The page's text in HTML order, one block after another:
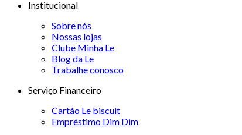
Institucional
Sobre nós
Nossas lojas
Clube Minha Le
Blog da Le
Trabalhe conosco
Serviço Financeiro
Cartão Le biscuit
Empréstimo Dim Dim